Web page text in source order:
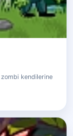
kendilerine